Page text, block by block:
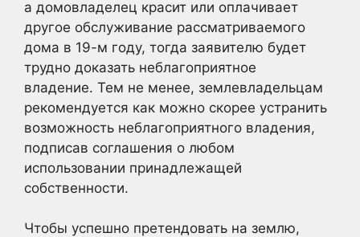
а домовладелец красит или оплачивает
другое обслуживание рассматриваемого
дома в 19-м году, тогда заявителю будет
трудно доказать неблагоприятное
владение. Тем не менее, землевладельцам
рекомендуется как можно скорее устранить
возможность неблагоприятного владения,
подписав соглашения о любом
использовании принадлежащей
собственности.
Чтобы успешно претендовать на землю,